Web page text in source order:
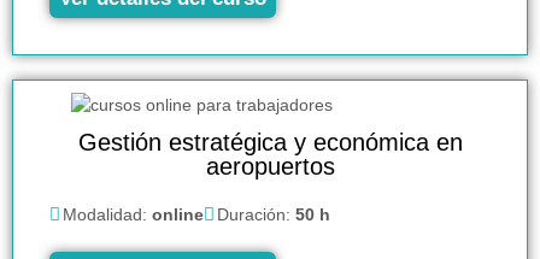
Gestión estratégica y económica en
aeropuertos
Modalidad: online Duración: 50 h